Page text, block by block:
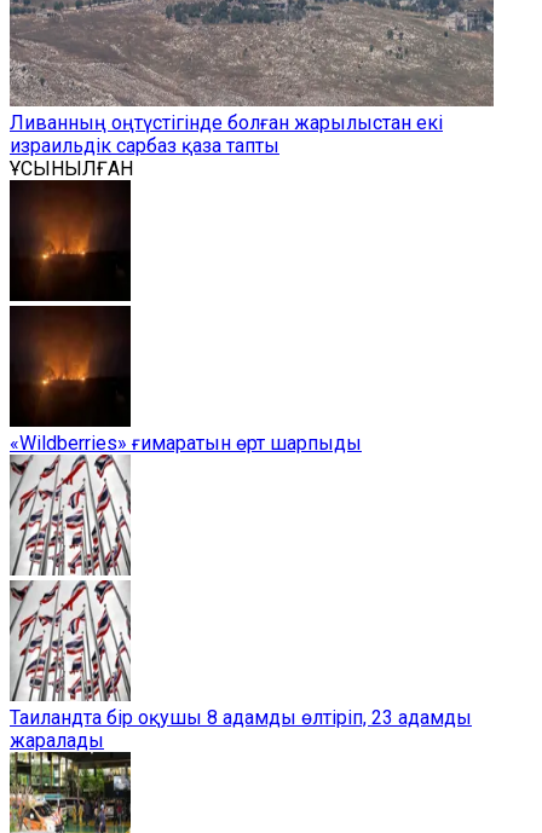
Ливанның оңтүстігінде болған жарылыстан екі
израильдік сарбаз қаза тапты
ҰСЫНЫЛҒАН
«Wildberries» ғимаратын өрт шарпыды
Таиландта бір оқушы 8 адамды өлтіріп, 23 адамды
жаралады